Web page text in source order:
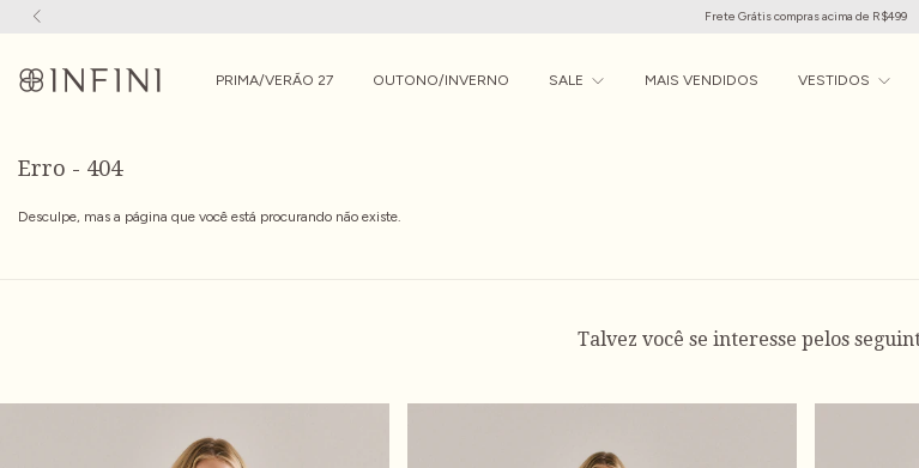
Frete Grátis compras acima de R$499
PRIMA/VERÃO 27 OUTONO/INVERNO SALE MAIS VENDIDOS VESTIDOS
Erro - 404
Desculpe, mas a página que você está procurando não existe.
Talvez você se interesse pelos